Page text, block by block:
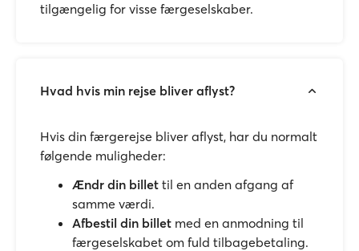
tilgængelig for visse færgeselskaber.
Hvad hvis min rejse bliver aflyst?
Hvis din færgerejse bliver aflyst, har du normalt
følgende muligheder:
Ændr din billet til en anden afgang af
samme værdi.
Afbestil din billet med en anmodning til
færgeselskabet om fuld tilbagebetaling.